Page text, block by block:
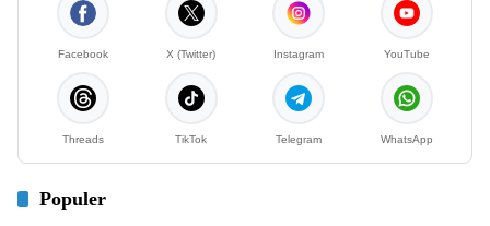
Facebook X (Twitter) Instagram YouTube
Threads TikTok Telegram WhatsApp
Populer